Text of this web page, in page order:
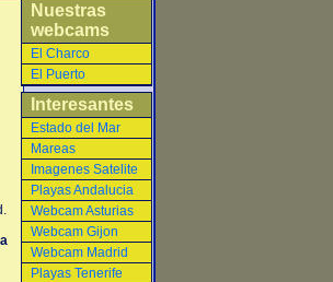
Nuestras
webcams
El Charco
El Puerto
Interesantes
Estado del Mar
Mareas
Imagenes Satelite
Playas Andalucia
Webcam Asturias
Webcam Gijon
Webcam Madrid
Playas Tenerife